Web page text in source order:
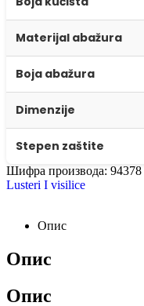
Materijal abažura
Boja abažura
Dimenzije
Stepen zaštite
Шифра производа: 94378
Lusteri I visilice
Опис
Опис
Опис